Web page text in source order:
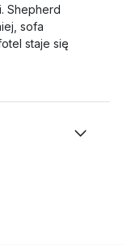
Shepherd
sofa
staje się